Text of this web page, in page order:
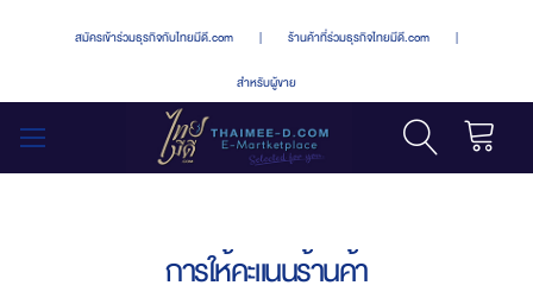
สมัครเข้าร่วมธุรกิจกับไทยมีดี.com | ร้านค้าที่ร่วมธุรกิจไทยมีดี.com |
สำหรับผู้ขาย
การให้คะแนนร้านค้า